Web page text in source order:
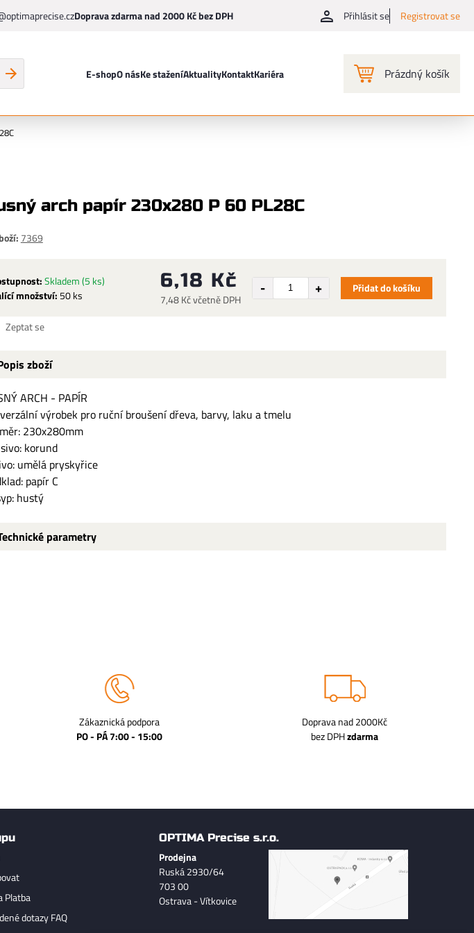
Doprava zdarma nad 2000 Kč bez DPH Přihlásit se Registrovat se
E-shopO násKe staženíAktualityKontaktKariéra Prázdný košík
arch papír 230x280 P 60 PL28C
7369
Skladem(5 ks)
množství: 50 ks
6,18 Kč
7,48 Kč včetně DPH
Přidat do košíku
Zeptat se
zboží
ARCH - PAPÍR
výrobek pro ruční broušení dřeva, barvy, laku a tmelu
230x280mm
korund
umělá pryskyřice
papír C
hustý
parametry
Zákaznická podpora
PO - PÁ 7:00 - 15:00
Doprava nad 2000Kč
bez DPHzdarma
Platba
dotazy FAQ
OPTIMA Precise s.r.o.
Prodejna
Ruská 2930/64
703 00
Ostrava - Vítkovice